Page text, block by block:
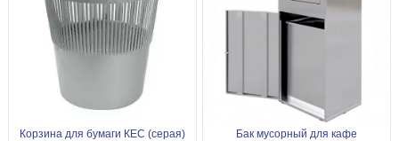
Корзина для бумаги КЕС (серая)
Бак мусорный для кафе